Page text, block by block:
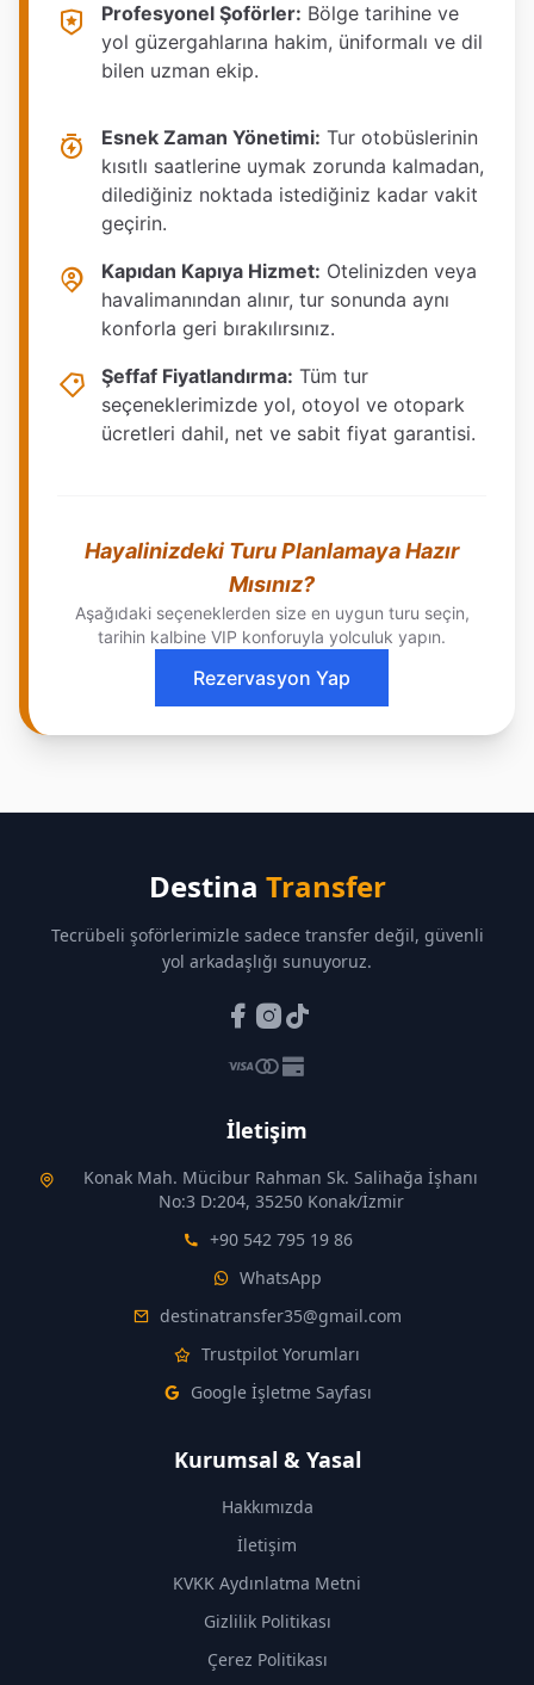
Profesyonel Şoförler: Bölge tarihine ve
yol güzergahlarına hakim, üniformalı ve dil
bilen uzman ekip.
Esnek Zaman Yönetimi: Tur otobüslerinin
kısıtlı saatlerine uymak zorunda kalmadan,
dilediğiniz noktada istediğiniz kadar vakit
geçirin.
Kapıdan Kapıya Hizmet: Otelinizden veya
havalimanından alınır, tur sonunda aynı
konforla geri bırakılırsınız.
Şeffaf Fiyatlandırma: Tüm tur
seçeneklerimizde yol, otoyol ve otopark
ücretleri dahil, net ve sabit fiyat garantisi.
Hayalinizdeki Turu Planlamaya Hazır
Mısınız?
Aşağıdaki seçeneklerden size en uygun turu seçin,
tarihin kalbine VIP konforuyla yolculuk yapın.
Rezervasyon Yap
Destina Transfer
Tecrübeli şoförlerimizle sadece transfer değil, güvenli
yol arkadaşlığı sunuyoruz.
İletişim
Konak Mah. Mücibur Rahman Sk. Salihağa İşhanı
No:3 D:204, 35250 Konak/İzmir
+90 542 795 19 86
WhatsApp
destinatransfer35@gmail.com
Trustpilot Yorumları
Google İşletme Sayfası
Kurumsal & Yasal
Hakkımızda
İletişim
KVKK Aydınlatma Metni
Gizlilik Politikası
Çerez Politikası